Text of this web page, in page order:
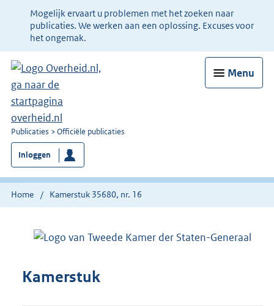
Ter
informatie:
Mogelijk ervaart u problemen met het zoeken naar
publicaties. We werken aan een oplossing. Excuses voor
het ongemak.
Menu
U
bent
nu
hier:
Publicaties Officiële publicaties
Inloggen
Home Kamerstuk 35680, nr. 16
Kamerstuk